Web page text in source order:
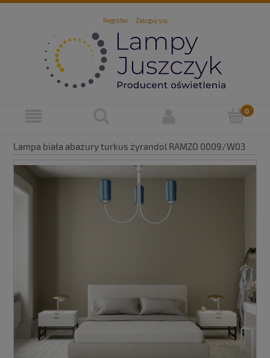
Register Zaloguj się
Lampa biała abażury turkus żyrandol RAMZO 0009/W03